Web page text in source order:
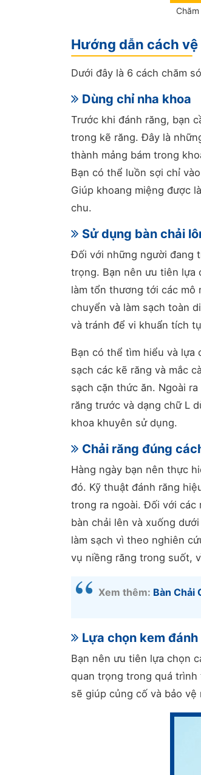
Hướng dẫn cách
Dưới đây là 6 cách chăm
Dùng chỉ nha khoa
Trước khi đánh răng, bạn
trong kẽ răng. Đây là
thành mảng bám trong
Bạn có thể luồn sợi chỉ
Giúp khoang miệng được
chu.
Sử dụng bàn chải
Đối với những người đang
trọng. Bạn nên ưu tiên lựa
làm tổn thương tới các mô
chuyển và làm sạch toàn
và tránh để vi khuẩn tích
Bạn có thể tìm hiểu và
sạch các kẽ răng và mắc
sạch cặn thức ăn. Ngoài
răng trước và dạng chữ L
khoa khuyên sử dụng.
Chải răng đúng
Hàng ngày bạn nên thực
đó. Kỹ thuật đánh răng
trong ra ngoài. Đối với các
bàn chải lên và xuống
làm sạch vì theo nghiên
vụ niềng răng trong suốt,
Xem thêm: Bàn Chải
Lựa chọn kem
Bạn nên ưu tiên lựa chọn
quan trọng trong quá trình
sẽ giúp củng cố và bảo